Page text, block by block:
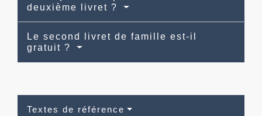
deuxième livret ?
Le second livret de famille est-il
gratuit ?
Textes de référence